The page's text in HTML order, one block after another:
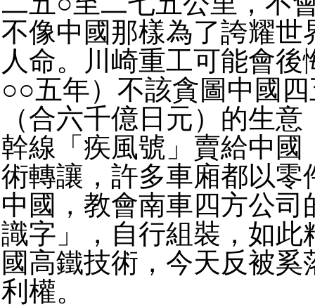
不像中國那樣為了誇耀世
人命。川崎重工可能會後
○○五年）不該貪圖中國
（合六千億日元）的生
幹線「疾風號」賣給中國
術轉讓，許多車廂都以零
中國，教會南車四方公司
識字」，自行組裝，如此
國高鐵技術，今天反被奚
利權。